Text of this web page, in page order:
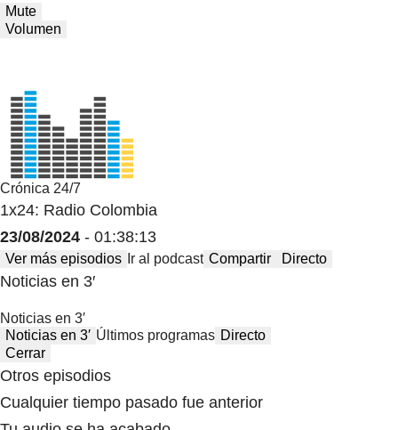
Mute
Volumen
Crónica 24/7
1x24: Radio Colombia
23/08/2024 - 01:38:13
Ver más episodios Ir al podcast Compartir Directo
Noticias en 3′
Noticias en 3′
Noticias en 3′ Últimos programas Directo
Cerrar
Otros episodios
Cualquier tiempo pasado fue anterior